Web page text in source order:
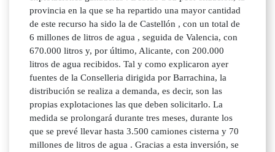
provincia en la que se ha repartido una mayor cantidad
de este recurso ha sido la de Castellón , con un total de
6 millones de litros de agua , seguida de Valencia, con
670.000 litros y, por último, Alicante, con 200.000
litros de agua recibidos. Tal y como explicaron ayer
fuentes de la Conselleria dirigida por Barrachina, la
distribución se realiza a demanda, es decir, son las
propias explotaciones las que deben solicitarlo. La
medida se prolongará durante tres meses, durante los
que se prevé llevar hasta 3.500 camiones cisterna y 70
millones de litros de agua . Gracias a esta inversión, se